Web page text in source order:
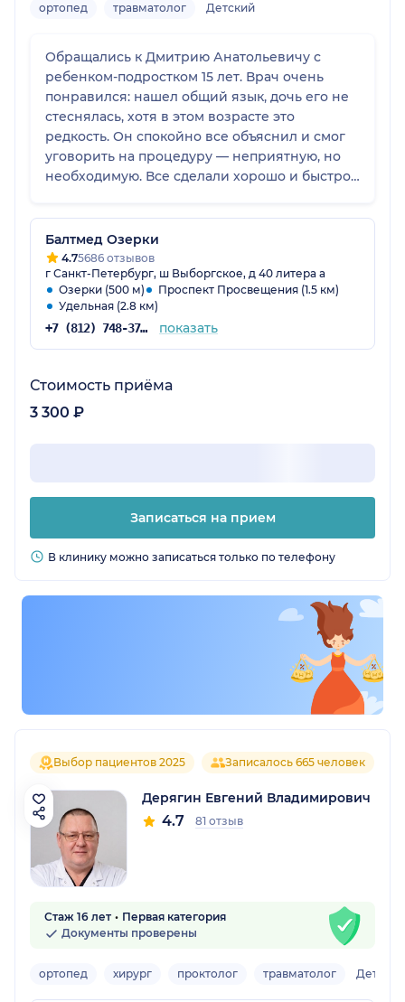
ортопед травматолог Детский
Обращались к Дмитрию Анатольевичу с
ребенком-подростком 15 лет. Врач очень
понравился: нашел общий язык, дочь его не
стеснялась, хотя в этом возрасте это
редкость. Он спокойно все объяснил и смог
уговорить на процедуру — неприятную, но
необходимую. Все сделали хорошо и быстро,
Доктора считаю профессионалом и точно
могу рекомендовать. Клиника хорошая, всё
быстро, оперативно, очередей нет, оформили
быстро.
Балтмед Озерки
4.75686 отзывов
г Санкт-Петербург, ш Выборгское, д 40 литера а
Озерки (500 м)
Проспект Просвещения (1.5 км)
Удельная (2.8 км)
+7 (812) 748-37-83 показать
Стоимость приёма
3 300 ₽
Записаться на прием
В клинику можно записаться только по телефону
Выбор пациентов 2025 Записалось 665 человек
Дерягин Евгений Владимирович
4.7 81 отзыв
Стаж 16 лет
Первая категория
Документы проверены
ортопед хирург проктолог травматолог Детский